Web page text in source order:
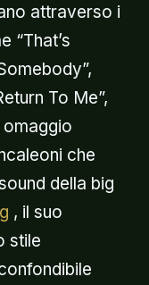
attraverso i
“That’s
To Me”,
omaggio
che
della big
, il suo
stile